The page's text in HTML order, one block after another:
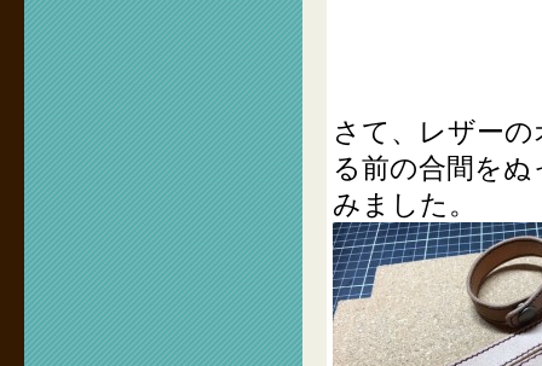
さて、レザー
る前の合間を
みました。